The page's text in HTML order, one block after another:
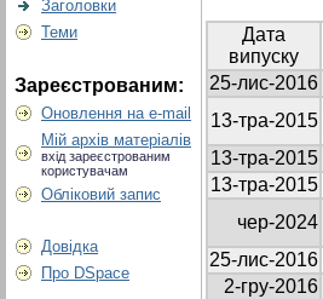
Заголовки
Теми
Зареєстрованим:
Оновлення на e-mail
Мій архів матеріалів
вхід зареєстрованим
користувачам
Обліковий запис
Довідка
Про DSpace
Дата
випуску
25-лис-2016
13-тра-2015
13-тра-2015
13-тра-2015
чер-2024
25-лис-2016
2-гру-2016